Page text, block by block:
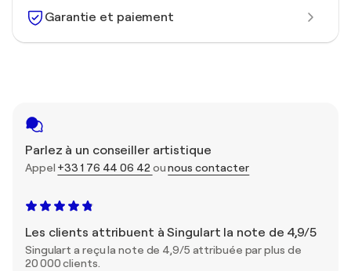
Garantie et paiement
Parlez à un conseiller artistique
Appel +33 1 76 44 06 42ounous contacter
Les clients attribuent à Singulart la note de 4,9/5
Singulart a reçu la note de 4,9/5 attribuée par plus de
20 000 clients.